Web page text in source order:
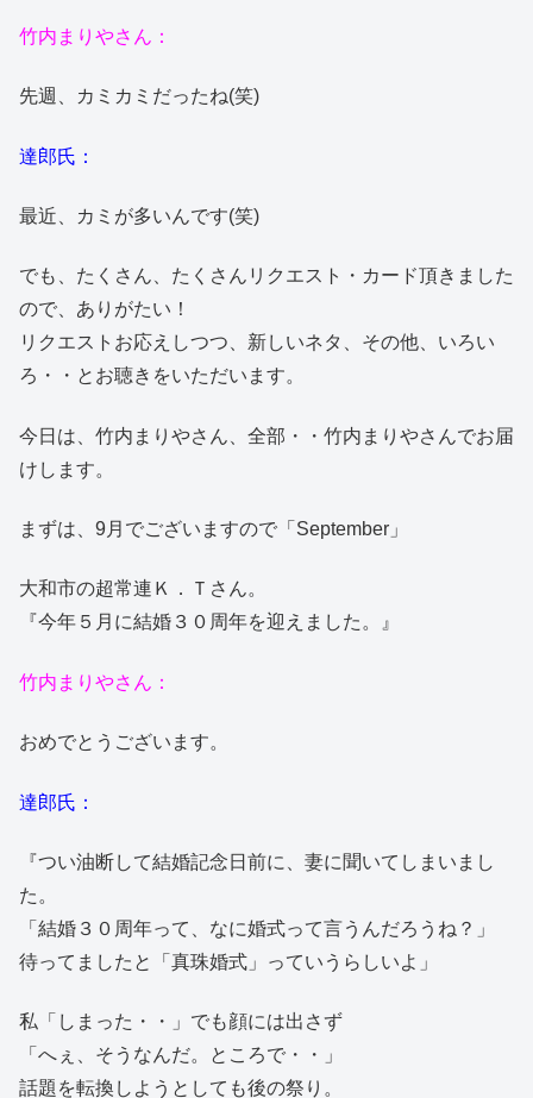
竹内まりやさん：
先週、カミカミだったね(笑)
達郎氏：
最近、カミが多いんです(笑)
でも、たくさん、たくさんリクエスト・カード頂きました
ので、ありがたい！
リクエストお応えしつつ、新しいネタ、その他、いろい
ろ・・とお聴きをいただいます。
今日は、竹内まりやさん、全部・・竹内まりやさんでお届
けします。
まずは、9月でございますので「September」
大和市の超常連Ｋ．Ｔさん。
『今年５月に結婚３０周年を迎えました。』
竹内まりやさん：
おめでとうございます。
達郎氏：
『つい油断して結婚記念日前に、妻に聞いてしまいまし
た。
「結婚３０周年って、なに婚式って言うんだろうね？」
待ってましたと「真珠婚式」っていうらしいよ」
私「しまった・・」でも顔には出さず
「へぇ、そうなんだ。ところで・・」
話題を転換しようとしても後の祭り。